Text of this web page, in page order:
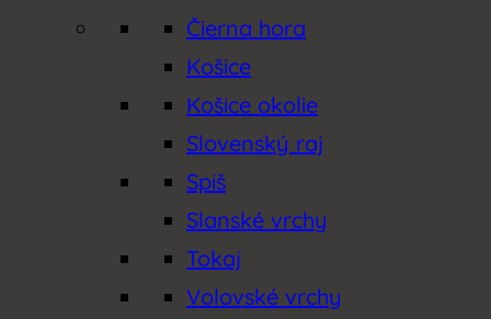
Čierna hora
Košice
Košice okolie
Slovenský raj
Spiš
Slanské vrchy
Tokaj
Volovské vrchy